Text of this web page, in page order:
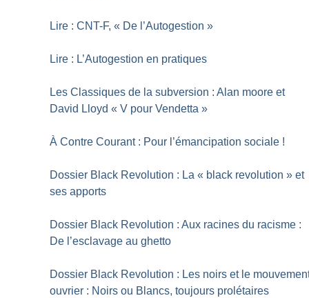
Lire : CNT-F, « De l’Autogestion »
Lire : L’Autogestion en pratiques
Les Classiques de la subversion : Alan moore et
David Lloyd « V pour Vendetta »
À Contre Courant : Pour l’émancipation sociale !
Dossier Black Revolution : La « black revolution » et
ses apports
Dossier Black Revolution : Aux racines du racisme :
De l’esclavage au ghetto
Dossier Black Revolution : Les noirs et le
ouvrier : Noirs ou Blancs, toujours prolétaires